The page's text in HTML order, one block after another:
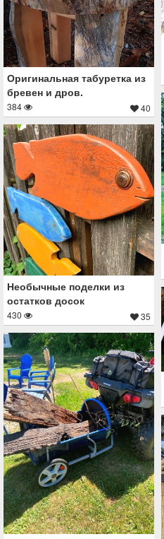
Оригинальная табуретка из
бревен и дров.
384 40
Необычные поделки из
остатков досок
430 35